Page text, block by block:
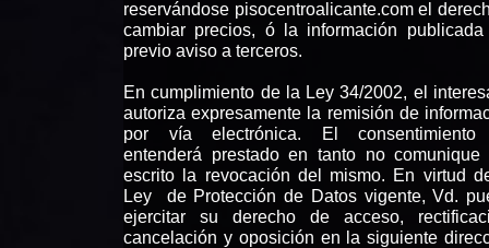
reservándose pisocentroalicante.com el
cambiar precios, ó la información
previo aviso a terceros.
En cumplimiento de la Ley 34/2002, el
autoriza expresamente la remisión de
por vía electrónica. El
entenderá prestado en tanto no comunique
escrito la revocación del mismo. En virtud
Ley de Protección de Datos vigente, Vd.
ejercitar su derecho de acceso,
cancelación y oposición en la siguiente